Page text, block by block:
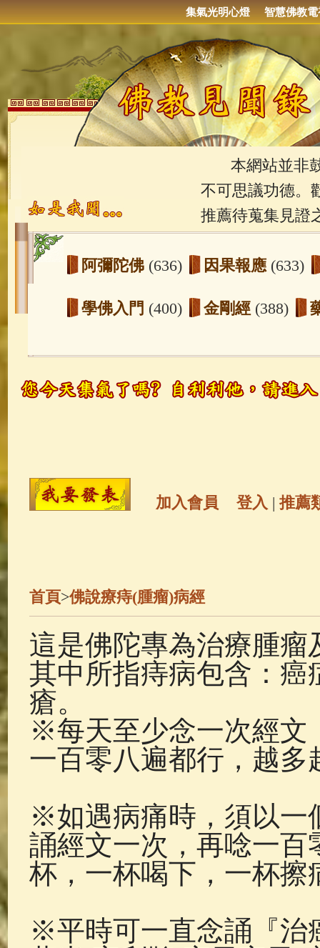
集氣光明心燈 智慧佛教電
本網站並非鼓
不可思議功德。
推薦待蒐集見證
阿彌陀佛 (636) 因果報應 (633)
學佛入門 (400) 金剛經 (388)
玉曆寶鈔(236) 地藏經(225)
觀世音菩薩 (147) 聖救度佛母(
金山活佛
善財童子五十三參
佛典故事(37) 佛說療痔(腫瘤)
加入會員 登入 | 推薦
首頁>佛說療痔(腫瘤)病經
這是佛陀專為治療腫
其中所指痔病包含：
瘡。
※每天至少念一次經文
一百零八遍都行，越
※如遇病痛時，須以一
誦經文一次，再唸一
杯，一杯喝下，一杯擦
※平時可一直念誦『治